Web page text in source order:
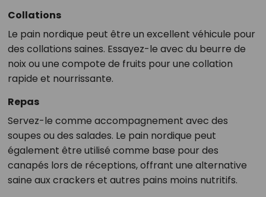
Collations
Le pain nordique peut être un excellent véhicule pour
des collations saines. Essayez-le avec du beurre de
noix ou une compote de fruits pour une collation
rapide et nourrissante.
Repas
Servez-le comme accompagnement avec des
soupes ou des salades. Le pain nordique peut
également être utilisé comme base pour des
canapés lors de réceptions, offrant une alternative
saine aux crackers et autres pains moins nutritifs.